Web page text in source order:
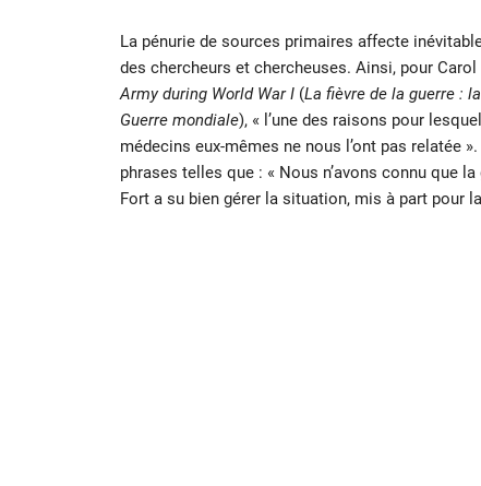
La pénurie de sources primaires affecte
des chercheurs et chercheuses. Ainsi, pour Carol
Army during World War I(La fièvre de la guerre :
Guerre mondiale), « l’une des raisons pour
médecins eux-mêmes ne nous l’ont pas relatée
phrases telles que : « Nous n’avons connu que
Fort a su bien gérer la situation, mis à part pour